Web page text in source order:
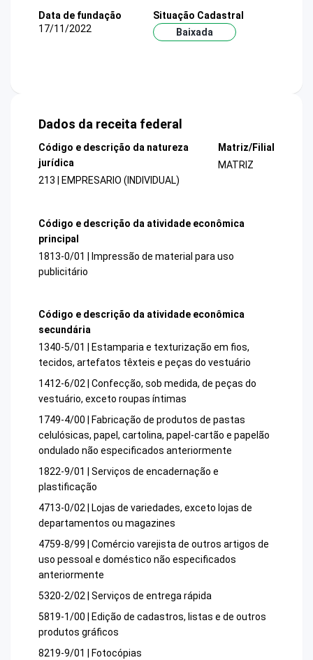
Data de fundação
17/11/2022
Situação Cadastral
Baixada
Dados da receita federal
Código e descrição da natureza
jurídica
213 | EMPRESARIO (INDIVIDUAL)
Matriz/Filial
MATRIZ
Código e descrição da atividade econômica
principal
1813-0/01 | Impressão de material para uso
publicitário
Código e descrição da atividade econômica
secundária
1340-5/01 | Estamparia e texturização em fios,
tecidos, artefatos têxteis e peças do vestuário
1412-6/02 | Confecção, sob medida, de peças do
vestuário, exceto roupas íntimas
1749-4/00 | Fabricação de produtos de pastas
celulósicas, papel, cartolina, papel-cartão e papelão
ondulado não especificados anteriormente
1822-9/01 | Serviços de encadernação e
plastificação
4713-0/02 | Lojas de variedades, exceto lojas de
departamentos ou magazines
4759-8/99 | Comércio varejista de outros artigos de
uso pessoal e doméstico não especificados
anteriormente
5320-2/02 | Serviços de entrega rápida
5819-1/00 | Edição de cadastros, listas e de outros
produtos gráficos
8219-9/01 | Fotocópias